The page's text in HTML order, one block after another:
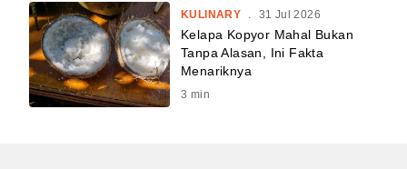
KULINARY 31 Jul 2026
Kelapa Kopyor Mahal Bukan
Tanpa Alasan, Ini Fakta
Menariknya
3 min